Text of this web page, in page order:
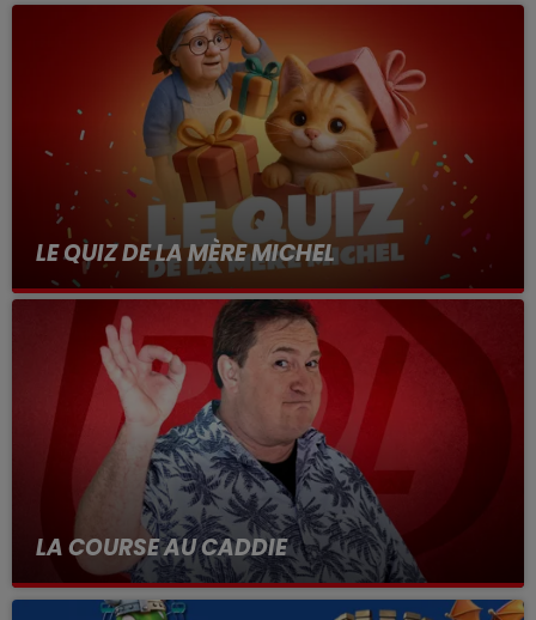
LE QUIZ DE LA MÈRE MICHEL
à 7h40 dans "Debout c'est l'Heure" avec Anthony
LA COURSE AU CADDIE
avec Hervé